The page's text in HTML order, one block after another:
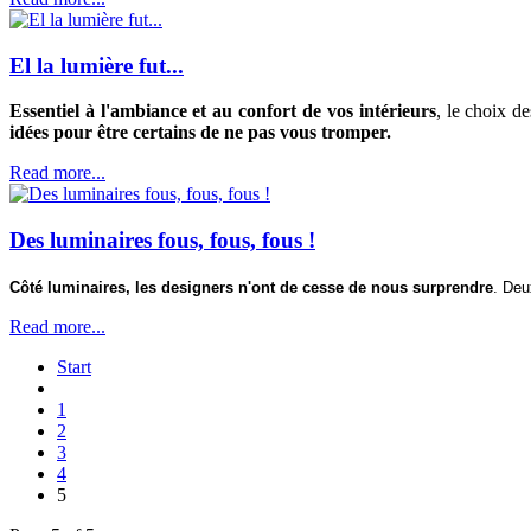
El la lumière fut...
Essentiel à l'ambiance et au confort de vos intérieurs, le choix
idées pour être certains de ne pas vous tromper.
Read more...
Des luminaires fous, fous, fous !
Côté luminaires, les designers n'ont de cesse de nous surprendre .
Read more...
Start
1
2
3
4
5